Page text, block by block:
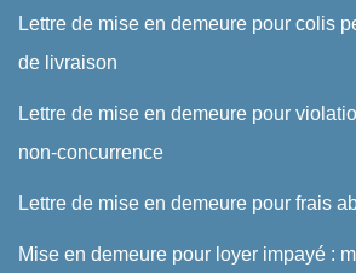
Lettre de mise en demeure pour colis
de livraison
Lettre de mise en demeure pour
non-concurrence
Lettre de mise en demeure pour frais
Mise en demeure pour loyer impayé :